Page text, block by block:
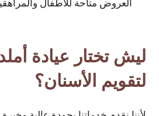
العروض متاحة للأطفال
ليش تختار عيادة
لتقويم الأسنان؟